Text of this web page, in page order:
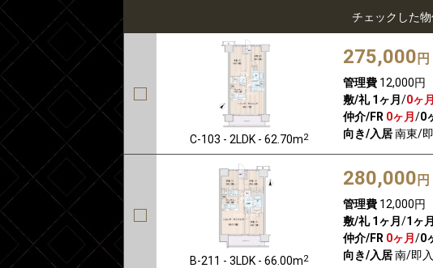
チェックした
C-103 - 2LDK - 62.70m2
275,000 円
管理費12,000円
敷/礼 1ヶ月 /0ヶ月
仲介/FR 0ヶ月 /0
向き/入居南東/
B-211 - 3LDK - 66.00m2
280,000 円
管理費12,000円
敷/礼 1ヶ月 /1ヶ月
仲介/FR 0ヶ月 /0
向き/入居南/即